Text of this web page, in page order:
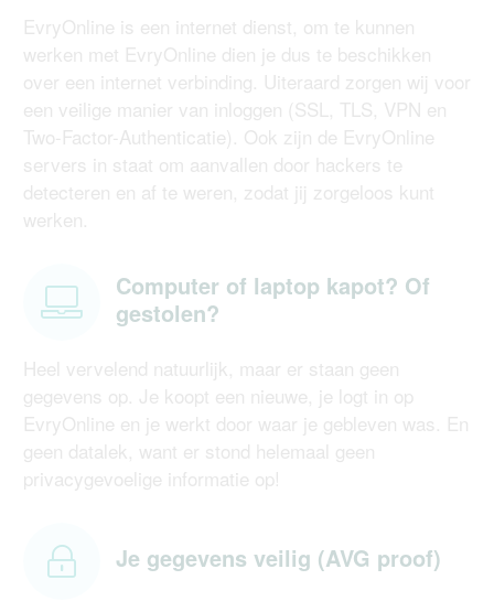
EvryOnline is een internet dienst, om te kunnen
werken met EvryOnline dien je dus te beschikken
over een internet verbinding. Uiteraard zorgen wij voor
een veilige manier van inloggen (SSL, TLS, VPN en
Two-Factor-Authenticatie). Ook zijn de EvryOnline
servers in staat om aanvallen door hackers te
detecteren en af te weren, zodat jij zorgeloos kunt
werken.
Computer of laptop kapot? Of
gestolen?
Heel vervelend natuurlijk, maar er staan geen
gegevens op. Je koopt een nieuwe, je logt in op
EvryOnline en je werkt door waar je gebleven was. En
geen datalek, want er stond helemaal geen
privacygevoelige informatie op!
Je gegevens veilig (AVG proof)